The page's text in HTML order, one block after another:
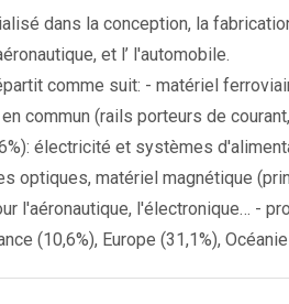
dans la conception, la
et l’ l'automobile.
comme suit: - matériel
commun (rails porteurs de
électricité et systèmes
optiques, matériel magnétique
l'aéronautique, l'électronique… -
(10,6%), Europe (31,1%),